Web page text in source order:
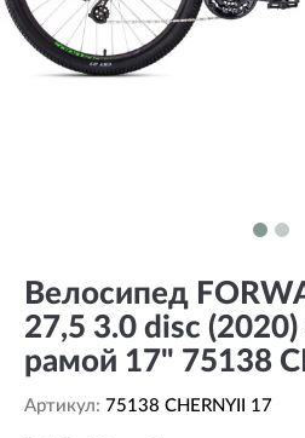
Велосипед
27,5 3.0 disc
рамой 17" 75138
Артикул: 75138 CHERNYII 17